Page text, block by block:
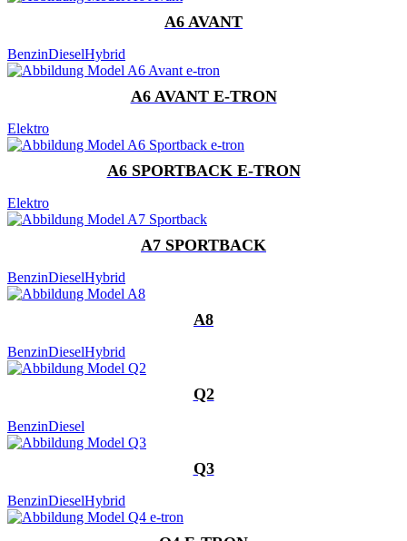
A6 AVANT
BenzinDieselHybrid
A6 AVANT E-TRON
Elektro
A6 SPORTBACK E-TRON
Elektro
A7 SPORTBACK
BenzinDieselHybrid
A8
BenzinDieselHybrid
Q2
BenzinDiesel
Q3
BenzinDieselHybrid